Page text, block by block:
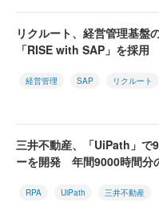
リクルート、経営管理基盤
「RISE with SAP」を採用
経営管理 SAP リクルート
三井不動産、「UiPath」で
ーを開発 年間9000時間分
RPA UiPath 三井不動産